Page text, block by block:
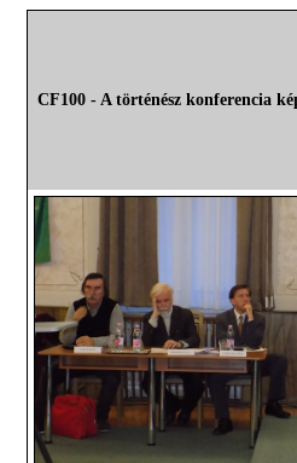
CF100 - A történész konferencia